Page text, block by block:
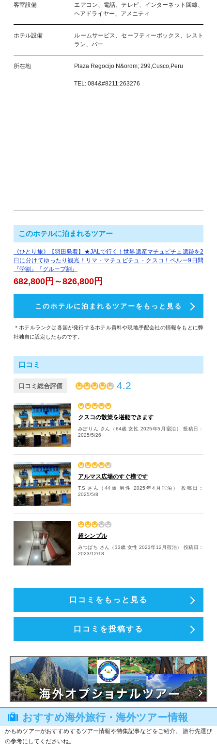
客室設備
エアコン、電話、テレビ、インターネット回線、
ヘアドライヤー、アメニティ
ホテル設備
ルームサービス、セーフティーボックス、レスト
ラン、バー
所在地 Plaza Regocijo N&ordm; 299,Cusco,Peru
TEL: 084&#8211;263276
このホテルに泊まれるツアー
《ひとり旅》【羽田発着】★JALで行く！世界遺産マチュピチュ遺跡を2
日に分けてゆったり観光！リマ・マチュピチュ・クスコ！ペルー9日間
『学割』『グループ割』
682,800円～826,800円
このホテルに泊まれるツアーをもっと見る
＊ホテルランクは各国が発行するホテル資料や現地手配会社の情報をもとに弊
社独自に設定したものです。
口コミ
口コミ総合評価 4.2
クスコの散策を堪能できます
みぽりん さん（64歳 女性 2025年5月宿泊）
投稿日：
2025/5/26
アルマス広場のすぐ横です
T.S さん（44歳 男性 2025年4月宿泊）
投稿日：
2025/5/8
超シンプル
みつばち さん（33歳 女性 2023年12月宿泊）
投稿日：
2023/12/18
口コミをもっと見る
口コミを投稿する
おすすめ海外旅行・海外ツアー情報
かもめツアーがおすすめするツアー情報や特集記事などをご紹介。 旅行先選び
の参考にしてくださいね。